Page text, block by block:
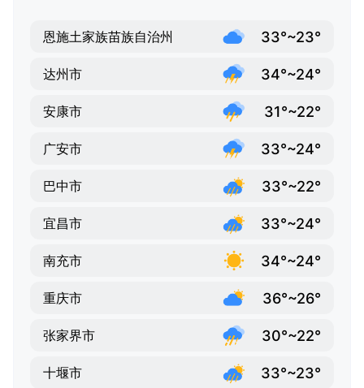
恩施土家族苗族自治州 33°~23°
达州市 34°~24°
安康市 31°~22°
广安市 33°~24°
巴中市 33°~22°
宜昌市 33°~24°
南充市 34°~24°
重庆市 36°~26°
张家界市 30°~22°
十堰市 33°~23°